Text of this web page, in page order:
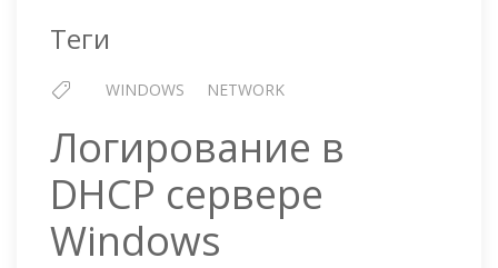
Теги
WINDOWS NETWORK
Логирование в
DHCP сервере
Windows